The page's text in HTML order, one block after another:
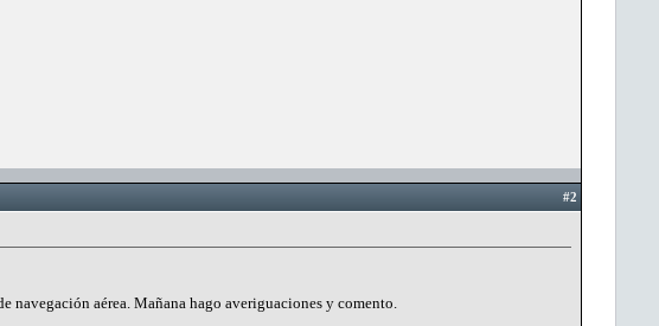
#2
navegación aérea. Mañana hago averiguaciones y comento.